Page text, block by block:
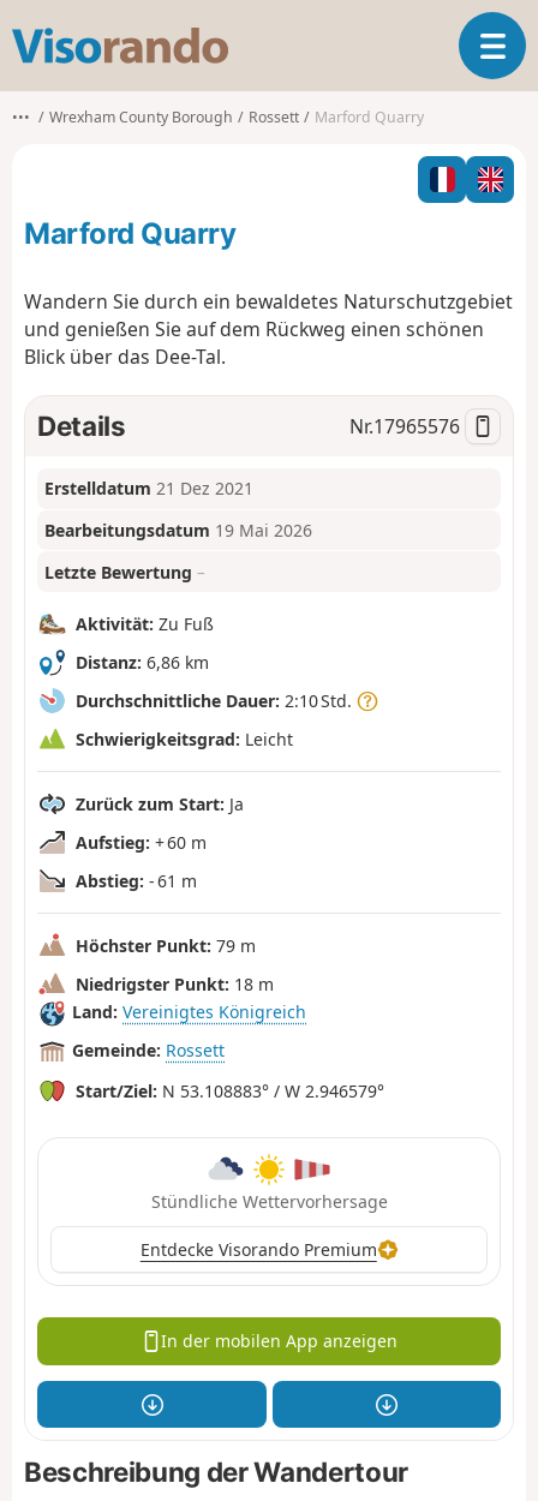
s
o
o
T
o
l
e
n
g
o
n
••• Wrexham County Borough Rossett Marford Quarry
Marford Quarry
Wandern Sie durch ein bewaldetes Naturschutzgebiet
und genießen Sie auf dem Rückweg einen schönen
Blick über das Dee-Tal.
Details Nr.17965576
Erstelldatum 21 Dez 2021
Bearbeitungsdatum 19 Mai 2026
Letzte Bewertung –
Aktivität: Zu Fuß
Distanz: 6,86 km
Durchschnittliche Dauer: 2:10 Std.
Schwierigkeitsgrad: Leicht
Zurück zum Start: Ja
Aufstieg: + 60 m
Abstieg: - 61 m
Höchster Punkt: 79 m
Niedrigster Punkt: 18 m
Land: Vereinigtes Königreich
Gemeinde: Rossett
Start/Ziel: N 53.108883° / W 2.946579°
Stündliche Wettervorhersage
Entdecke Visorando Premium
In der mobilen App anzeigen
Beschreibung der Wandertour